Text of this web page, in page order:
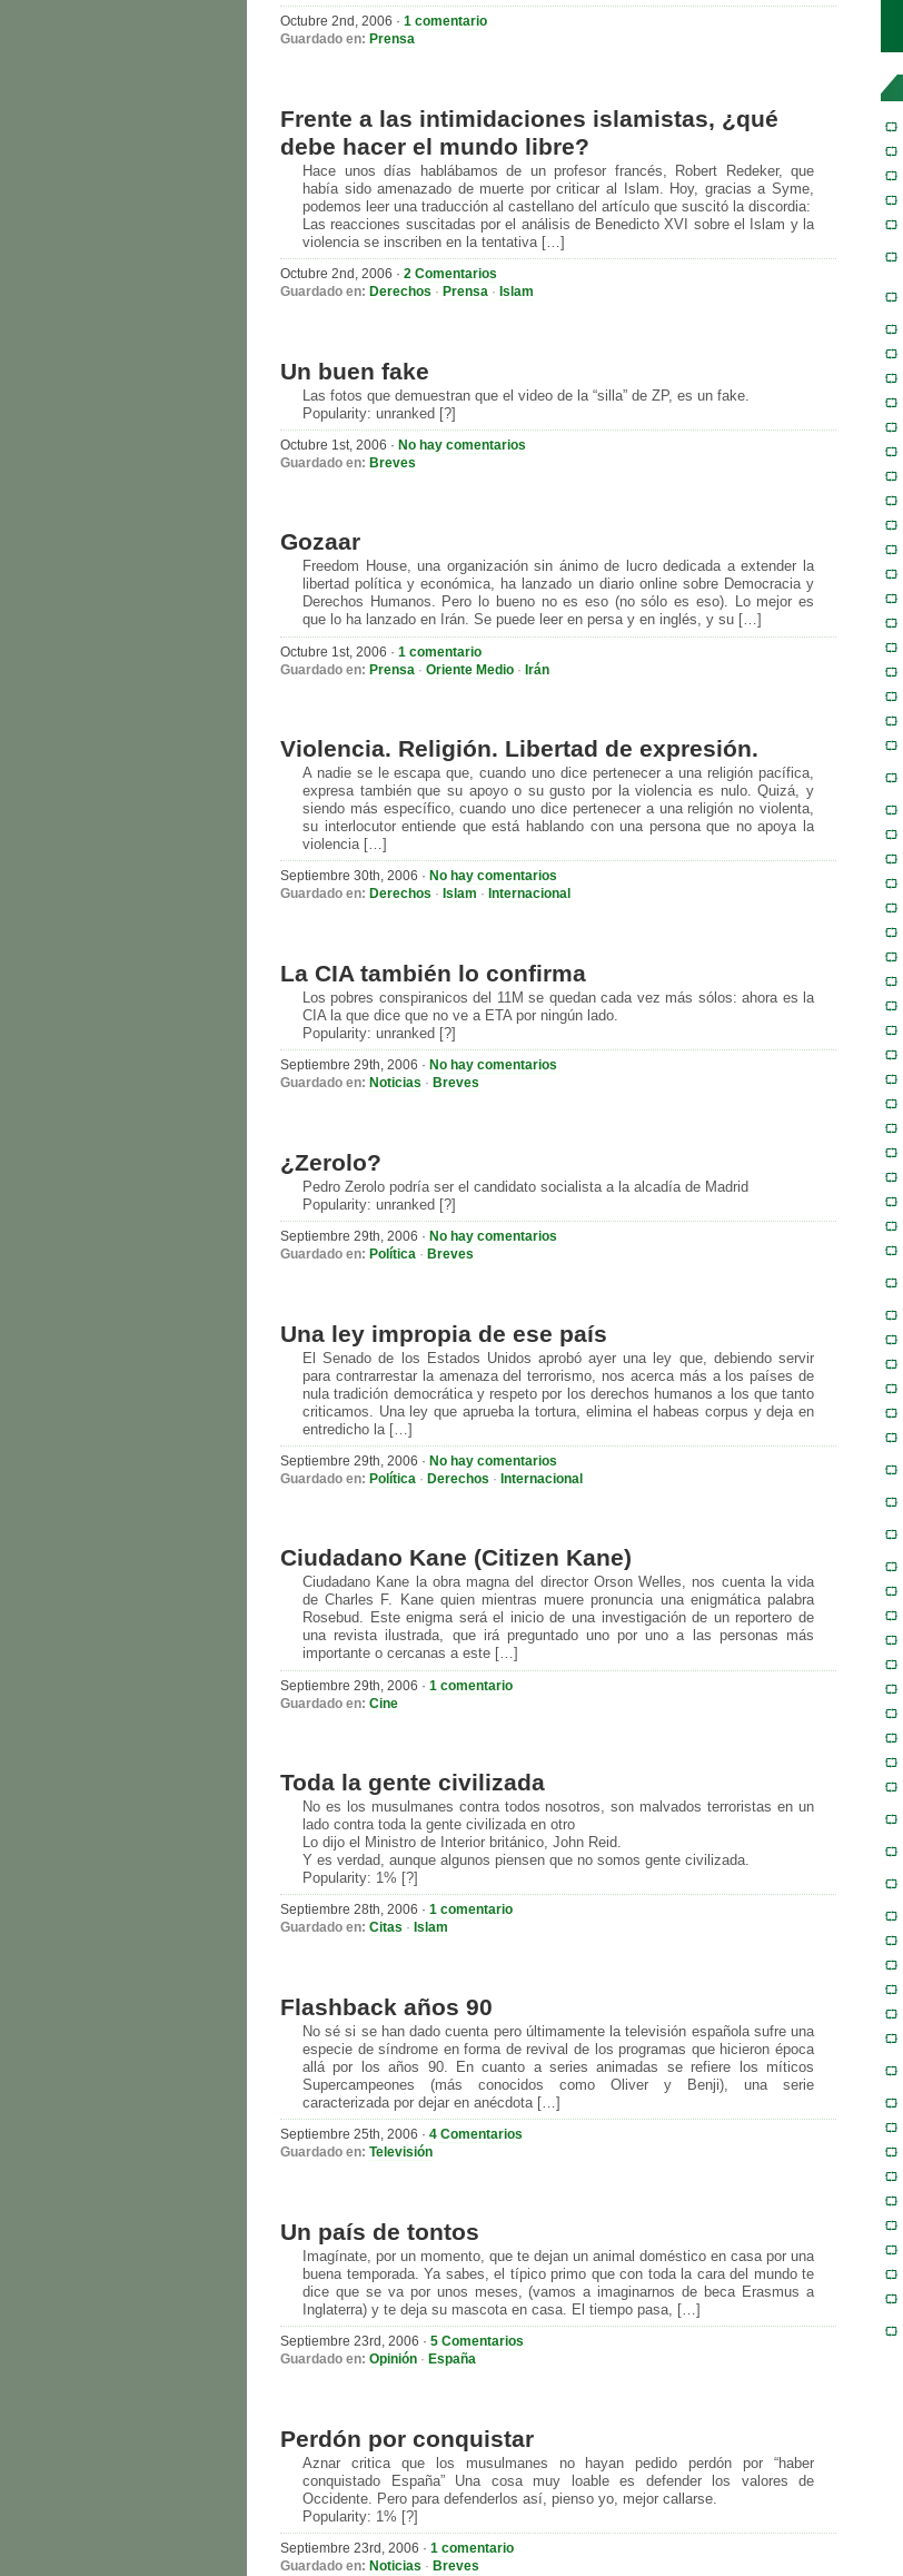
Octubre 2nd, 2006 · 1 comentario
Guardado en: Prensa
Frente a las intimidaciones islamistas, ¿qué
debe hacer el mundo libre?
Hace unos días hablábamos de un profesor francés, Robert Redeker, que
había sido amenazado de muerte por criticar al Islam. Hoy, gracias a Syme,
podemos leer una traducción al castellano del artículo que suscitó la discordia:
Las reacciones suscitadas por el análisis de Benedicto XVI sobre el Islam y la
violencia se inscriben en la tentativa […]
Octubre 2nd, 2006 · 2 Comentarios
Guardado en: Derechos · Prensa · Islam
Un buen fake
Las fotos que demuestran que el video de la “silla” de ZP, es un fake.
Popularity: unranked [?]
Octubre 1st, 2006 · No hay comentarios
Guardado en: Breves
Gozaar
Freedom House, una organización sin ánimo de lucro dedicada a extender la
libertad política y económica, ha lanzado un diario online sobre Democracia y
Derechos Humanos. Pero lo bueno no es eso (no sólo es eso). Lo mejor es
que lo ha lanzado en Irán. Se puede leer en persa y en inglés, y su […]
Octubre 1st, 2006 · 1 comentario
Guardado en: Prensa · Oriente Medio · Irán
Violencia. Religión. Libertad de expresión.
A nadie se le escapa que, cuando uno dice pertenecer a una religión pacífica,
expresa también que su apoyo o su gusto por la violencia es nulo. Quizá, y
siendo más específico, cuando uno dice pertenecer a una religión no violenta,
su interlocutor entiende que está hablando con una persona que no apoya la
violencia […]
Septiembre 30th, 2006 · No hay comentarios
Guardado en: Derechos · Islam · Internacional
La CIA también lo confirma
Los pobres conspiranicos del 11M se quedan cada vez más sólos: ahora es la
CIA la que dice que no ve a ETA por ningún lado.
Popularity: unranked [?]
Septiembre 29th, 2006 · No hay comentarios
Guardado en: Noticias · Breves
¿Zerolo?
Pedro Zerolo podría ser el candidato socialista a la alcadía de Madrid
Popularity: unranked [?]
Septiembre 29th, 2006 · No hay comentarios
Guardado en: Política · Breves
Una ley impropia de ese país
El Senado de los Estados Unidos aprobó ayer una ley que, debiendo servir
para contrarrestar la amenaza del terrorismo, nos acerca más a los países de
nula tradición democrática y respeto por los derechos humanos a los que tanto
criticamos. Una ley que aprueba la tortura, elimina el habeas corpus y deja en
entredicho la […]
Septiembre 29th, 2006 · No hay comentarios
Guardado en: Política · Derechos · Internacional
Ciudadano Kane (Citizen Kane)
Ciudadano Kane la obra magna del director Orson Welles, nos cuenta la vida
de Charles F. Kane quien mientras muere pronuncia una enigmática palabra
Rosebud. Este enigma será el inicio de una investigación de un reportero de
una revista ilustrada, que irá preguntado uno por uno a las personas más
importante o cercanas a este […]
Septiembre 29th, 2006 · 1 comentario
Guardado en: Cine
Toda la gente civilizada
No es los musulmanes contra todos nosotros, son malvados terroristas en un
lado contra toda la gente civilizada en otro
Lo dijo el Ministro de Interior británico, John Reid.
Y es verdad, aunque algunos piensen que no somos gente civilizada.
Popularity: 1% [?]
Septiembre 28th, 2006 · 1 comentario
Guardado en: Citas · Islam
Flashback años 90
No sé si se han dado cuenta pero últimamente la televisión española sufre una
especie de síndrome en forma de revival de los programas que hicieron época
allá por los años 90. En cuanto a series animadas se refiere los míticos
Supercampeones (más conocidos como Oliver y Benji), una serie
caracterizada por dejar en anécdota […]
Septiembre 25th, 2006 · 4 Comentarios
Guardado en: Televisión
Un país de tontos
Imagínate, por un momento, que te dejan un animal doméstico en casa por una
buena temporada. Ya sabes, el típico primo que con toda la cara del mundo te
dice que se va por unos meses, (vamos a imaginarnos de beca Erasmus a
Inglaterra) y te deja su mascota en casa. El tiempo pasa, […]
Septiembre 23rd, 2006 · 5 Comentarios
Guardado en: Opinión · España
Perdón por conquistar
Aznar critica que los musulmanes no hayan pedido perdón por “haber
conquistado España” Una cosa muy loable es defender los valores de
Occidente. Pero para defenderlos así, pienso yo, mejor callarse.
Popularity: 1% [?]
Septiembre 23rd, 2006 · 1 comentario
Guardado en: Noticias · Breves